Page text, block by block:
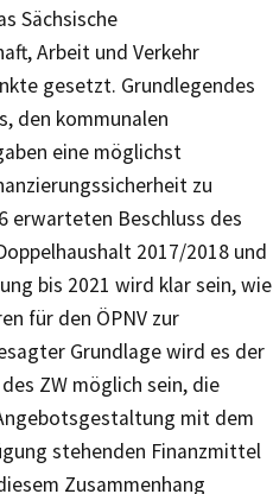
Sächsische
Arbeit und Verkehr
gesetzt. Grundlegendes
den kommunalen
eine möglichst
zu
erwarteten Beschluss des
2017/2018 und
bis 2021 wird klar sein, wie
für den ÖPNV zur
Grundlage wird es der
ZW möglich sein, die
mit dem
stehenden Finanzmittel
Zusammenhang